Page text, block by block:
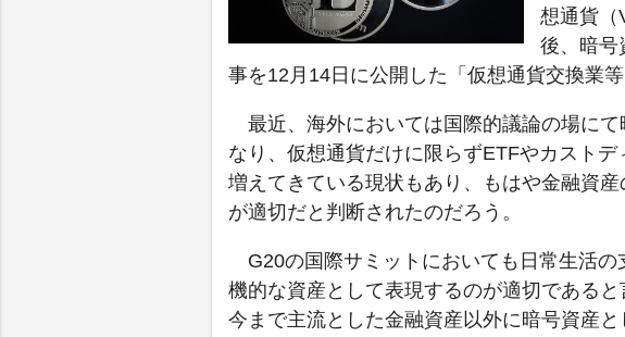
想通貨（
後、暗号
事を12月14日に公開した「仮想通貨交換業
最近、海外においては国際的議論の場に
なり、仮想通貨だけに限らずETFやカスト
増えてきている現状もあり、もはや金融資
が適切だと判断されたのだろう。
G20の国際サミットにおいても日常生活
機的な資産として表現するのが適切である
今まで主流とした金融資産以外に暗号資産